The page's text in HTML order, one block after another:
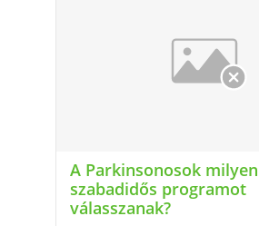
A Parkinsonosok milyen
szabadidős programot
válasszanak?